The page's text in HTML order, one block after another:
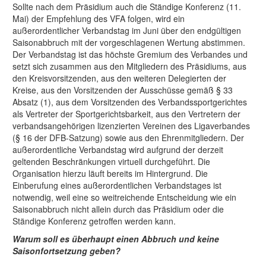
Sollte nach dem Präsidium auch die Ständige Konferenz (11.
Mai) der Empfehlung des VFA folgen, wird ein
außerordentlicher Verbandstag im Juni über den endgültigen
Saisonabbruch mit der vorgeschlagenen Wertung abstimmen.
Der Verbandstag ist das höchste Gremium des Verbandes und
setzt sich zusammen aus den Mitgliedern des Präsidiums, aus
den Kreisvorsitzenden, aus den weiteren Delegierten der
Kreise, aus den Vorsitzenden der Ausschüsse gemäß § 33
Absatz (1), aus dem Vorsitzenden des Verbandssportgerichtes
als Vertreter der Sportgerichtsbarkeit, aus den Vertretern der
verbandsangehörigen lizenzierten Vereinen des Ligaverbandes
(§ 16 der DFB-Satzung) sowie aus den Ehrenmitgliedern. Der
außerordentliche Verbandstag wird aufgrund der derzeit
geltenden Beschränkungen virtuell durchgeführt. Die
Organisation hierzu läuft bereits im Hintergrund. Die
Einberufung eines außerordentlichen Verbandstages ist
notwendig, weil eine so weitreichende Entscheidung wie ein
Saisonabbruch nicht allein durch das Präsidium oder die
Ständige Konferenz getroffen werden kann.
Warum soll es überhaupt einen Abbruch und keine
Saisonfortsetzung geben?